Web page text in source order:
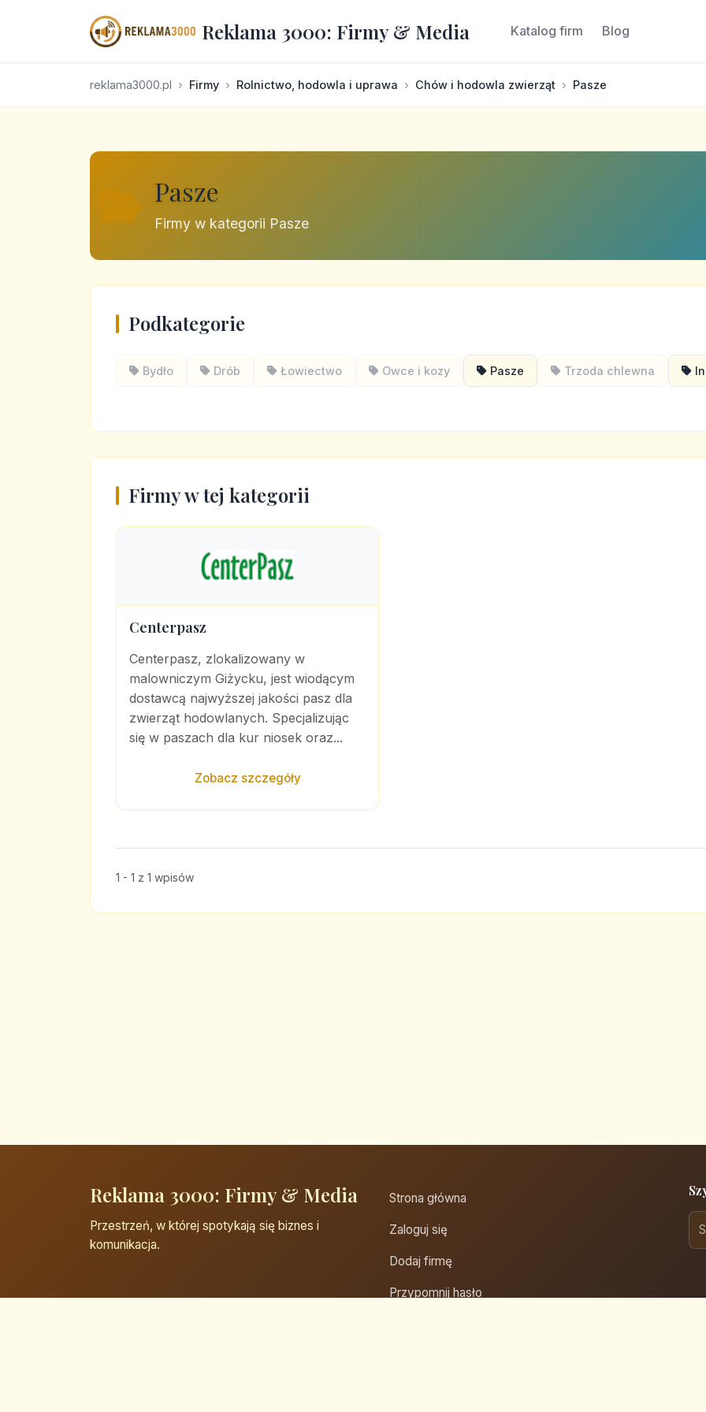
Reklama 3000: Firmy & Media Katalog firm Blog
reklama3000.pl Firmy Rolnictwo, hodowla i uprawa Chów i hodowla zwierząt Pasze
Pasze
Firmy w kategorii Pasze
Podkategorie
Bydło Drób Łowiectwo Owce i kozy Pasze Trzoda chlewna
Firmy w tej kategorii
Centerpasz
Centerpasz, zlokalizowany w
malowniczym Giżycku, jest wiodącym
dostawcą najwyższej jakości pasz dla
zwierząt hodowlanych. Specjalizując
się w paszach dla kur niosek oraz...
Zobacz szczegóły
1 - 1 z 1 wpisów
Reklama 3000: Firmy & Media
Przestrzeń, w której spotykają się biznes i
komunikacja.
Strona główna
Zaloguj się
Dodaj firmę
Przypomnij hasło